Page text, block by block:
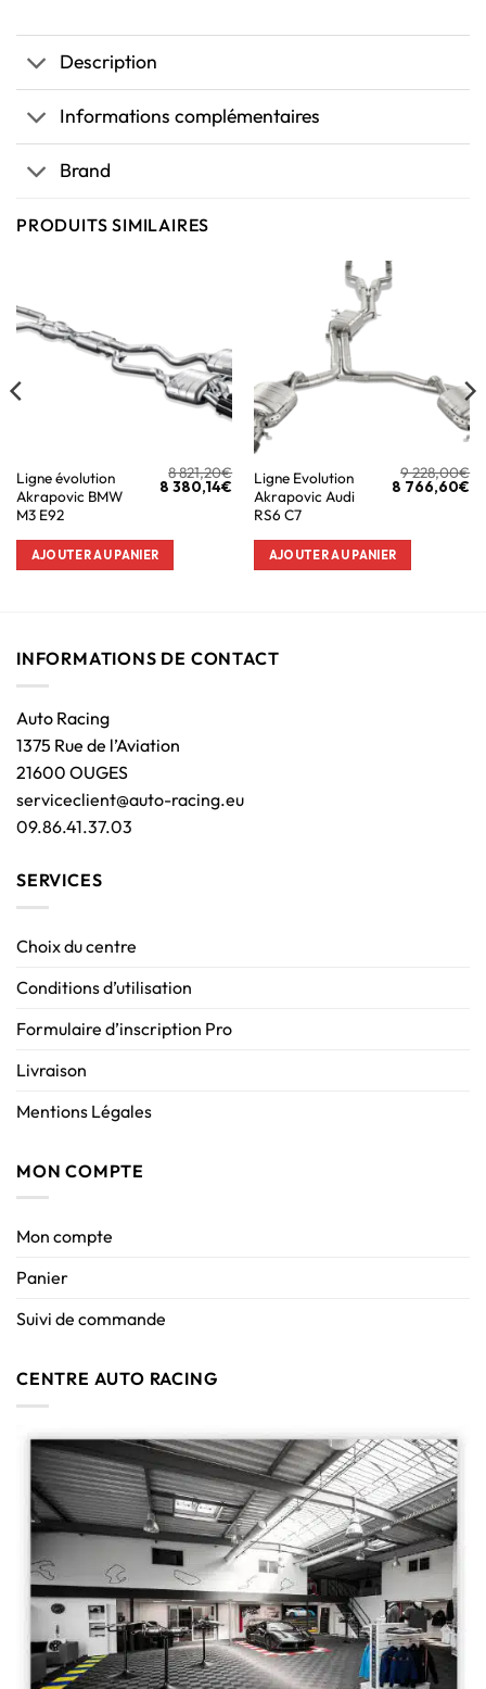
Description
Informations complémentaires
Brand
PRODUITS SIMILAIRES
Ligne évolution
Akrapovic BMW
M3 E92
8 821,20€
8 380,14€
AJOUTER AU PANIER
Ligne Evolution
Akrapovic Audi
RS6 C7
9 228,00€
8 766,60€
AJOUTER AU PANIER
INFORMATIONS DE CONTACT
Auto Racing
1375 Rue de l’Aviation
21600 OUGES
serviceclient@auto-racing.eu
09.86.41.37.03
SERVICES
Choix du centre
Conditions d’utilisation
Formulaire d’inscription Pro
Livraison
Mentions Légales
MON COMPTE
Mon compte
Panier
Suivi de commande
CENTRE AUTO RACING